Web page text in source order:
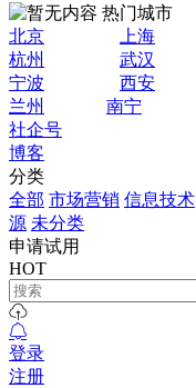
热门城市
北京
上海
杭州
武汉
宁波
西安
兰州
南宁
社企号
博客
分类
全部 市场营销 信息技术
源 未分类
申请试用
HOT
登录
注册